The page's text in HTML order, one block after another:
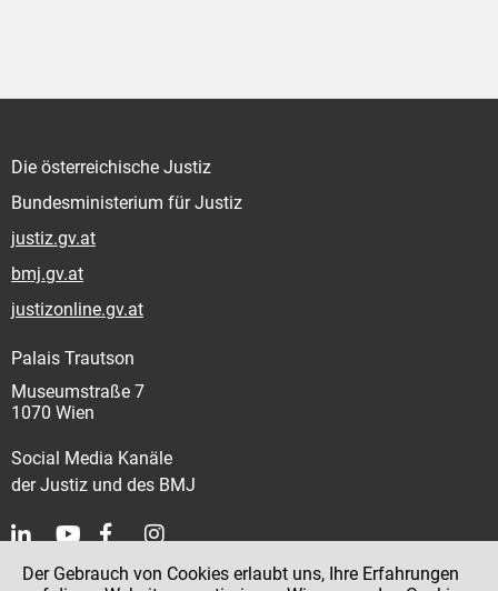
Die österreichische Justiz
Bundesministerium für Justiz
justiz.gv.at
bmj.gv.at
justizonline.gv.at
Palais Trautson
Museumstraße 7
1070 Wien
Social Media Kanäle
der Justiz und des BMJ
Kontakt
Der Gebrauch von Cookies erlaubt uns, Ihre Erfahrungen